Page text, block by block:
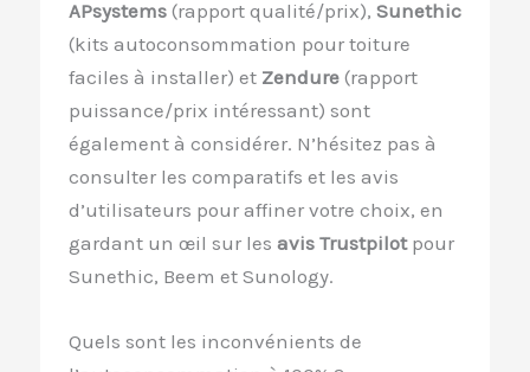
APsystems (rapport qualité/prix), Sunethic
(kits autoconsommation pour toiture
faciles à installer) et Zendure (rapport
puissance/prix intéressant) sont
également à considérer. N’hésitez pas à
consulter les comparatifs et les avis
d’utilisateurs pour affiner votre choix, en
gardant un œil sur les avis Trustpilotpour
Sunethic, Beem et Sunology.
Quels sont les inconvénients de